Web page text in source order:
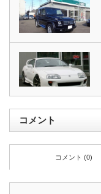
コメント
コメント (0)